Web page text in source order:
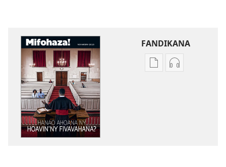
FANDIKANA
FandikanaFandikana